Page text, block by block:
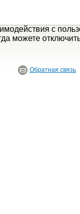
с
можете
Обратная связь